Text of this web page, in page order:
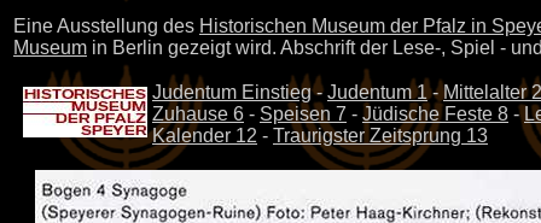
Eine Ausstellung des Historischen Museum der Pfalz in
Museum in Berlin gezeigt wird. Abschrift der Lese-, Spiel -
Judentum Einstieg-Judentum 1- Mittelalter 2
Zuhause 6 - Speisen 7 - Jüdische Feste 8 -
Kalender 12 - Traurigster Zeitsprung 13